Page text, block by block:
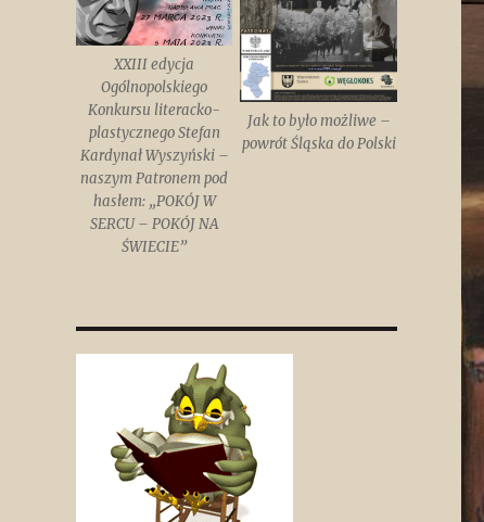
XXIII edycja
Ogólnopolskiego
Konkursu literacko-
plastycznego Stefan
Kardynał Wyszyński –
naszym Patronem pod
hasłem: „POKÓJ W
SERCU – POKÓJ NA
ŚWIECIE”
Jak to było możliwe –
powrót Śląska do Polski